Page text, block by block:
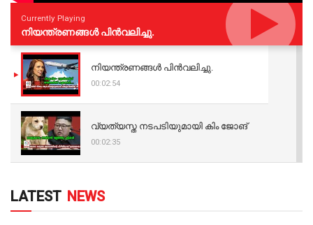
Currently Playing
നിയന്ത്രണങ്ങള്‍ പിന്‍വലിച്ചു.
നിയന്ത്രണങ്ങള്‍ പിന്‍വലിച്ചു.
00:02:54
വ്യത്യസ്ത നടപടിയുമായി കിം ജോങ്
00:02:35
LATEST NEWS